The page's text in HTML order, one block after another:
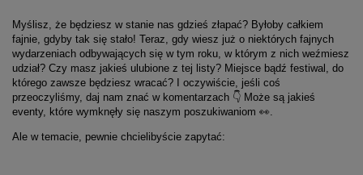
Myślisz, że będziesz w stanie nas gdzieś złapać? Byłoby całkiem
fajnie, gdyby tak się stało! Teraz, gdy wiesz już o niektórych fajnych
wydarzeniach odbywających się w tym roku, w którym z nich weźmiesz
udział? Czy masz jakieś ulubione z tej listy? Miejsce bądź festiwal, do
którego zawsze będziesz wracać? I oczywiście, jeśli coś
przeoczyliśmy, daj nam znać w komentarzach 👇 Może są jakieś
eventy, które wymknęły się naszym poszukiwaniom 👀.
Ale w temacie, pewnie chcielibyście zapytać: